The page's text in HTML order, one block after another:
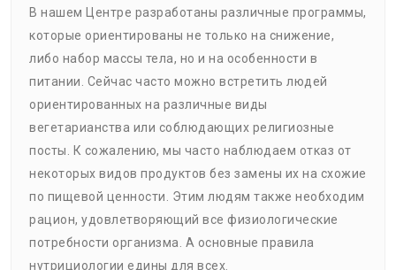
В нашем Центре разработаны различные программы,
которые ориентированы не только на снижение,
либо набор массы тела, но и на особенности в
питании. Сейчас часто можно встретить людей
ориентированных на различные виды
вегетарианства или соблюдающих религиозные
посты. К сожалению, мы часто наблюдаем отказ от
некоторых видов продуктов без замены их на схожие
по пищевой ценности. Этим людям также необходим
рацион, удовлетворяющий все физиологические
потребности организма. А основные правила
нутрициологии едины для всех.